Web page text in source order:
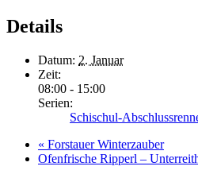
Details
Datum: 2. Januar
Zeit:
08:00 - 15:00
Serien:
Schischul-
« Forstauer Winterzauber
Ofenfrische Ripperl –